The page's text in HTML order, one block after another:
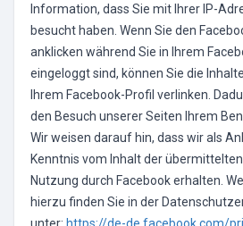
Information, dass Sie mit Ihrer IP-
besucht haben. Wenn Sie den
anklicken während Sie in Ihrem
eingeloggt sind, können Sie die
Ihrem Facebook-Profil verlinken.
den Besuch unserer Seiten Ihrem
Wir weisen darauf hin, dass wir als
Kenntnis vom Inhalt der
Nutzung durch Facebook erhalten.
hierzu finden Sie in der
unter: https://de-de.facebook.com/